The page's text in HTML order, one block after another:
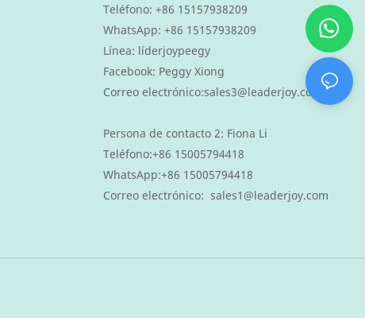
Teléfono: +86 15157938209
WhatsApp: +86 15157938209
Línea: líderjoypeegy
Facebook: Peggy Xiong
Correo electrónico:sales3@leaderjoy.com
Persona de contacto 2: Fiona Li
Teléfono:+86 15005794418
WhatsApp:+86 15005794418
Correo electrónico: sales1@leaderjoy.com